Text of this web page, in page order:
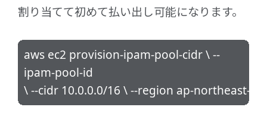
割り当てて初めて払い出し可能になります。
aws ec2 provision-ipam-pool-cidr \ --
ipam-pool-id
\ --cidr 10.0.0.0/16 \ --region ap-northeast-1